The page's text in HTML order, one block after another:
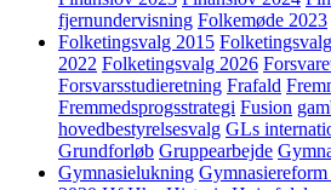
fjernundervisning Folkemøde 2023
Folketingsvalg 2015
2022 Folketingsvalg 2026
Forsvarsstudieretning Frafald
Fremmedsprogsstrategi Fusion
hovedbestyrelsesvalg GLs
Grundforløb Gruppearbejde
Gymnasielukning